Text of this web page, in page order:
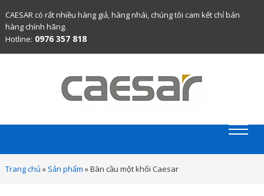
CAESAR có rất nhiều hàng giả, hàng nhái, chúng tôi cam kết chỉ bán
hàng chính hãng.
Hotline: 0976 357 818
Trang chủ » Sản phẩm »Bàn cầu một khối Caesar